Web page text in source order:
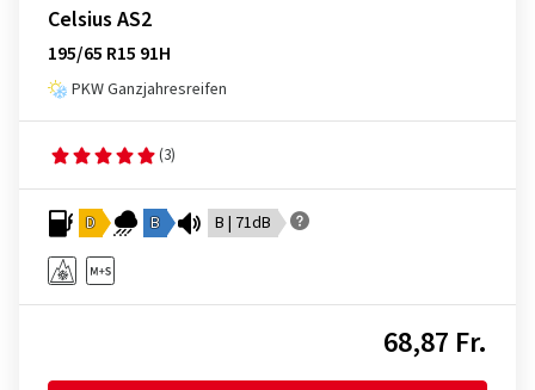
Celsius AS2
195/65 R15 91H
PKW Ganzjahresreifen
(3)
D B B | 71dB
68,87 Fr.